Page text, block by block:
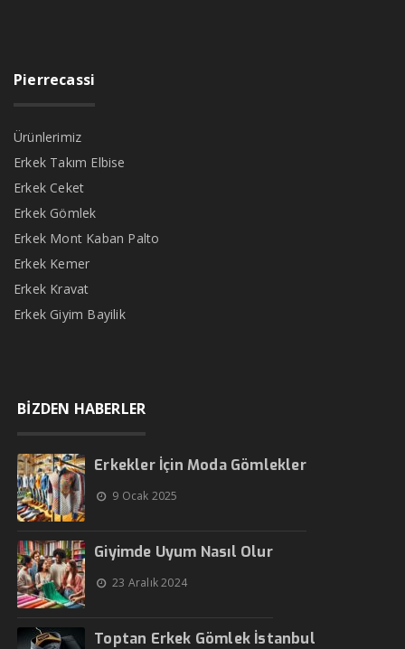
Pierrecassi
Ürünlerimiz
Erkek Takım Elbise
Erkek Ceket
Erkek Gömlek
Erkek Mont Kaban Palto
Erkek Kemer
Erkek Kravat
Erkek Giyim Bayilik
BİZDEN HABERLER
Erkekler İçin Moda Gömlekler
9 Ocak 2025
Giyimde Uyum Nasıl Olur
23 Aralık 2024
Toptan Erkek Gömlek İstanbul